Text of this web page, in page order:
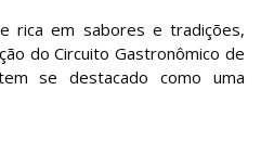
rica em sabores e tradições,
do Circuito Gastronômico de
se destacado como uma